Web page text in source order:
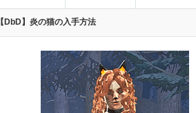
【DbD】炎の猫の入手方法